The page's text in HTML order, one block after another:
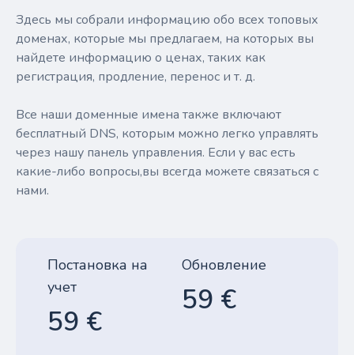
Здесь мы собрали информацию обо всех топовых
доменах, которые мы предлагаем, на которых вы
найдете информацию о ценах, таких как
регистрация, продление, перенос и т. д.
Все наши доменные имена также включают
бесплатный DNS, которым можно легко управлять
через нашу панель управления. Если у вас есть
какие-либо вопросы,вы всегда можете связаться с
нами.
Постановка на
учет
59 €
Обновление
59 €